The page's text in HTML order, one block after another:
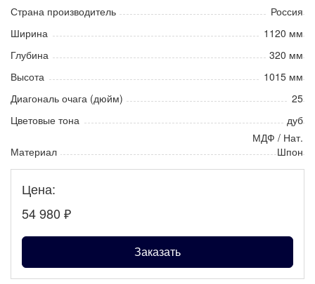
Страна производитель
Россия
Ширина
1120 мм
Глубина
320 мм
Высота
1015 мм
Диагональ очага (дюйм)
25
Цветовые тона
дуб
Материал
МДФ / Нат.
Шпон
Цена:
54 980 ₽
Заказать